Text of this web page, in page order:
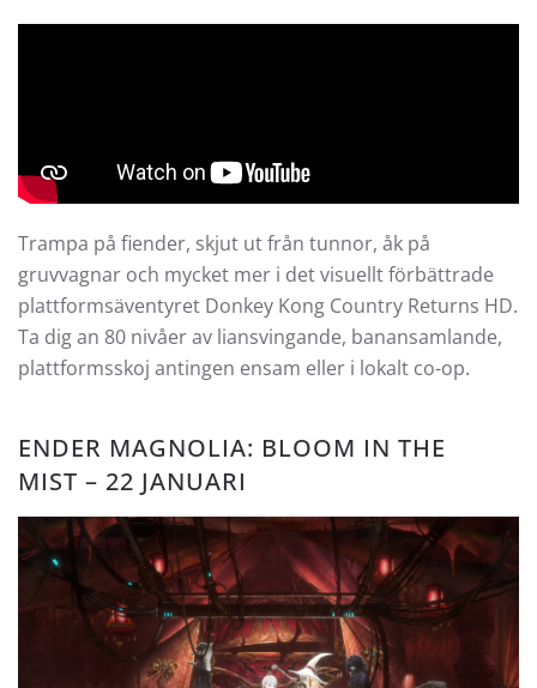
Trampa på fiender, skjut ut från tunnor, åk på
gruvvagnar och mycket mer i det visuellt förbättrade
plattformsäventyret Donkey Kong Country Returns HD.
Ta dig an 80 nivåer av liansvingande, banansamlande,
plattformsskoj antingen ensam eller i lokalt co-op.
ENDER MAGNOLIA: BLOOM IN THE
MIST – 22 JANUARI